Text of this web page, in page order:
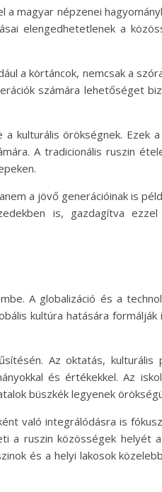
magyar népzenei
elengedhetetlenek a
a körtáncok, nemcsak a
számára lehetőséget
kulturális örökségnek. Ezek
A tradicionális ruszin
a jövő generációinak is
is, gazdagítva ezzel
A globalizáció és a
kultúra hatására
Az oktatás, kulturális
és értékekkel. Az
büszkék legyenek
való integrálódásra is
a ruszin közösségek helyét
és a helyi lakosok